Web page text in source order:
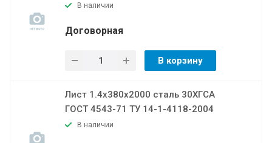
В наличии
Договорная
В корзину
Лист 1.4х380х2000 сталь 30ХГСА
ГОСТ 4543-71 ТУ 14-1-4118-2004
В наличии